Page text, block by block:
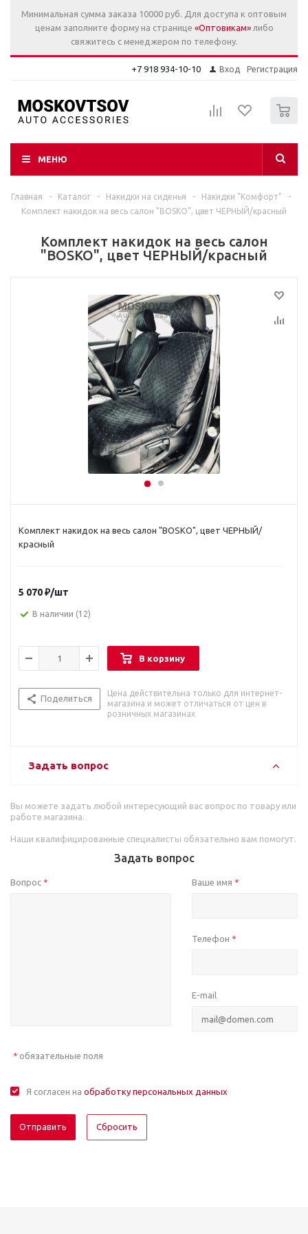
Минимальная сумма заказа 10000 руб. Для доступа к оптовым
ценам заполните форму на странице «Оптовикам»либо
свяжитесь с менеджером по телефону.
Вход Регистрация
+7 918 934-10-10
МЕНЮ
Главная - Каталог - Накидки на сиденья - Накидки "Комфорт"
-
Комплект накидок на весь салон "BOSKO", цвет ЧЕРНЫЙ/красный
Комплект накидок на весь салон
"BOSKO", цвет ЧЕРНЫЙ/красный
Комплект накидок на весь салон "BOSKO", цвет ЧЕРНЫЙ/
красный
5 070₽/шт
В наличии (12)
В корзину
Поделиться
Цена действительна только для интернет-
магазина и может отличаться от цен в
розничных магазинах
Задать вопрос
Вы можете задать любой интересующий вас вопрос по товару или
работе магазина.
Наши квалифицированные специалисты обязательно вам помогут.
Задать вопрос
Вопрос * Ваше имя *
Телефон *
E-mail
* обязательные поля
Я согласен на обработку персональных данных
Отправить Сбросить